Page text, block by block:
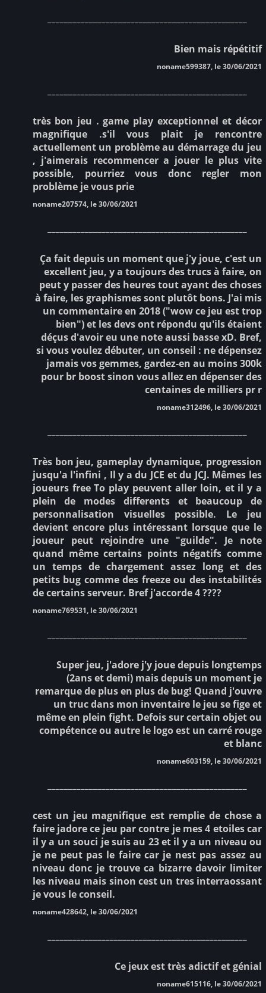
Bien mais répétitif
noname599387, le 30/06/2021
très bon jeu . game play exceptionnel et décor
magnifique .s'il vous plait je rencontre
actuellement un problème au démarrage du jeu
, j'aimerais recommencer a jouer le plus vite
possible, pourriez vous donc regler mon
problème je vous prie
noname207574, le 30/06/2021
Ça fait depuis un moment que j'y joue, c'est un
excellent jeu, y a toujours des trucs à faire, on
peut y passer des heures tout ayant des choses
à faire, les graphismes sont plutôt bons. J'ai mis
un commentaire en 2018 ("wow ce jeu est trop
bien") et les devs ont répondu qu'ils étaient
déçus d'avoir eu une note aussi basse xD. Bref,
si vous voulez débuter, un conseil : ne dépensez
jamais vos gemmes, gardez-en au moins 300k
pour br boost sinon vous allez en dépenser des
centaines de milliers pr r
noname312496, le 30/06/2021
Très bon jeu, gameplay dynamique, progression
jusqu'a l'infini , Il y a du JCE et du JCJ. Mêmes les
joueurs free To play peuvent aller loin, et il y a
plein de modes differents et beaucoup de
personnalisation visuelles possible. Le jeu
devient encore plus intéressant lorsque que le
joueur peut rejoindre une "guilde". Je note
quand même certains points négatifs comme
un temps de chargement assez long et des
petits bug comme des freeze ou des instabilités
de certains serveur. Bref j'accorde 4 ????
noname769531, le 30/06/2021
Super jeu, j'adore j'y joue depuis longtemps
(2ans et demi) mais depuis un moment je
remarque de plus en plus de bug! Quand j'ouvre
un truc dans mon inventaire le jeu se fige et
même en plein fight. Defois sur certain objet ou
compétence ou autre le logo est un carré rouge
et blanc
noname603159, le 30/06/2021
cest un jeu magnifique est remplie de chose a
faire jadore ce jeu par contre je mes 4 etoiles car
il y a un souci je suis au 23 et il y a un niveau ou
je ne peut pas le faire car je nest pas assez au
niveau donc je trouve ca bizarre davoir limiter
les niveau mais sinon cest un tres interraossant
je vous le conseil.
noname428642, le 30/06/2021
Ce jeux est très adictif et génial
noname615116, le 30/06/2021